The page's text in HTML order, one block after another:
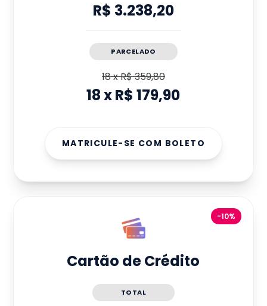
R$ 3.238,20
PARCELADO
18xR$ 359,80
18xR$ 179,90
MATRICULE-SE COM BOLETO
-10%
Cartão de Crédito
TOTAL